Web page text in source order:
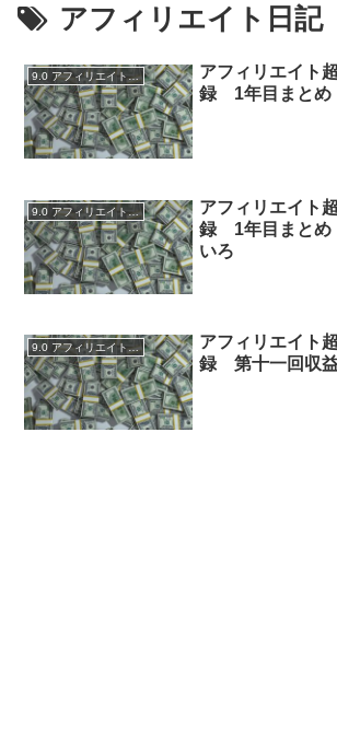
アフィリエイト日記
9.0 アフィリエイトブログ実践記録
アフィリエイト
録 1年目まと
9.0 アフィリエイトブログ実践記録
アフィリエイト
録 1年目まと
いろ
9.0 アフィリエイトブログ実践記録
アフィリエイト
録 第十一回収